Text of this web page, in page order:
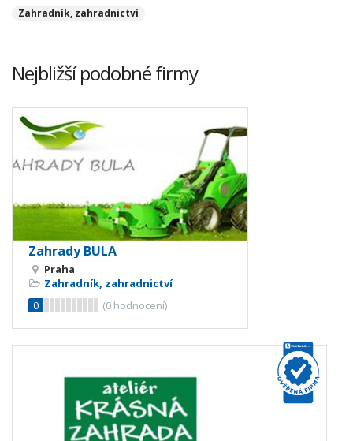
Zahradník, zahradnictví
Nejbližší podobné firmy
Zahrady BULA
Praha
Zahradník, zahradnictví
0
(0 hodnocení)